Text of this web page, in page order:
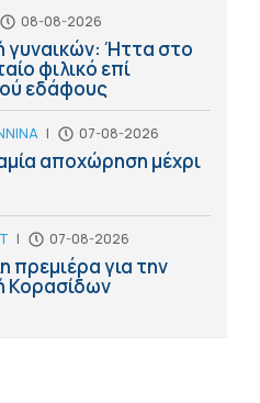
08-08-2026
γυναικών: Ήττα στο
φιλικό επί
εδάφους
| 07-08-2026
αποχώρηση μέχρι
| 07-08-2026
πρεμιέρα για την
Κορασίδων